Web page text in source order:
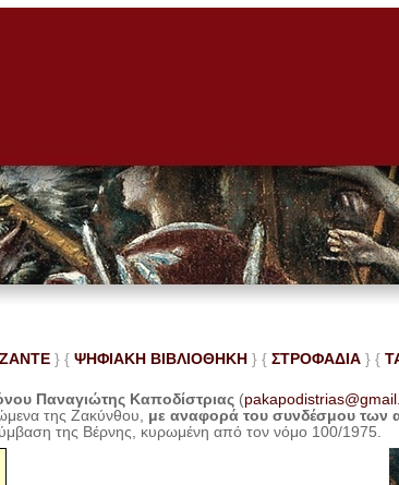
} { ΨΗΦΙΑΚΗ ΒΙΒΛΙΟΘΗΚΗ } { ΣΤΡΟΦΑΔΙΑ } {
Παναγιώτης Καποδίστριας (
της Ζακύνθου, με αναφορά του συνδέσμου των
της Βέρνης, κυρωμένη από τον νόμο 100/1975.